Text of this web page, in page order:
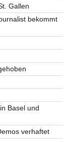
Gallen
bekommt
Basel und
verhaftet